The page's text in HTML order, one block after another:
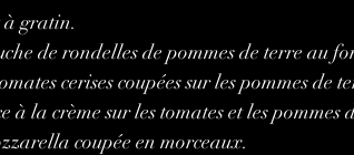
gratin.
de rondelles de pommes de terre au
cerises coupées sur les pommes de
à la crème sur les tomates et les pommes
coupée en morceaux.